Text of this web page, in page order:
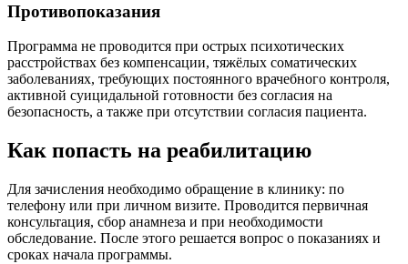
Противопоказания
Программа не проводится при острых психотических
расстройствах без компенсации, тяжёлых соматических
заболеваниях, требующих постоянного врачебного контроля,
активной суицидальной готовности без согласия на
безопасность, а также при отсутствии согласия пациента.
Как попасть на реабилитацию
Для зачисления необходимо обращение в клинику: по
телефону или при личном визите. Проводится первичная
консультация, сбор анамнеза и при необходимости
обследование. После этого решается вопрос о показаниях и
сроках начала программы.